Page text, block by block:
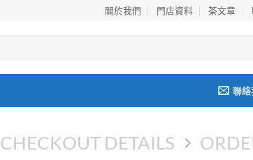
關於我們 門店資料 茶文章
聯
CHECKOUT DETAILS